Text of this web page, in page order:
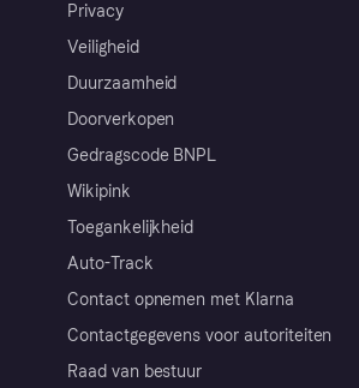
Privacy
Veiligheid
Duurzaamheid
Doorverkopen
Gedragscode BNPL
Wikipink
Toegankelijkheid
Auto-Track
Contact opnemen met Klarna
Contactgegevens voor autoriteiten
Raad van bestuur